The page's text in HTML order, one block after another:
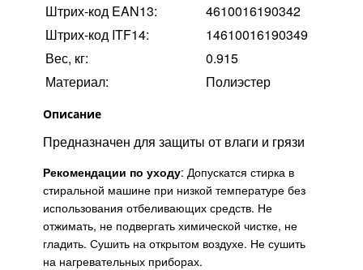
Штрих-код EAN13:
4610016190342
Штрих-код ITF14:
14610016190349
Вес, кг:
0.915
Материал:
Полиэстер
Описание
Предназначен для защиты от влаги и грязи
Рекомендации по уходу: Допускатся стирка в
стиральной машине при низкой температуре без
использования отбеливающих средств. Не
отжимать, не подвергать химической чистке, не
гладить. Сушить на открытом воздухе. Не сушить
на нагревательных приборах.